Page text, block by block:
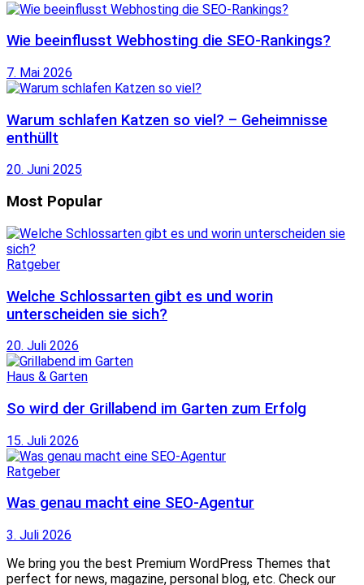
Wie beeinflusst Webhosting die SEO-Rankings?
7. Mai 2026
Warum schlafen Katzen so viel? – Geheimnisse
enthüllt
20. Juni 2025
Most Popular
Ratgeber
Welche Schlossarten gibt es und worin
unterscheiden sie sich?
20. Juli 2026
Haus & Garten
So wird der Grillabend im Garten zum Erfolg
15. Juli 2026
Ratgeber
Was genau macht eine SEO-Agentur
3. Juli 2026
We bring you the best Premium WordPress Themes that
perfect for news, magazine, personal blog, etc. Check our